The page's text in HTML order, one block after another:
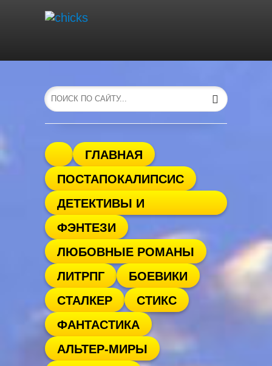
ГЛАВНАЯ
ПОСТАПОКАЛИПСИС
ДЕТЕКТИВЫ И
ТРИЛЛЕРЫ
ФЭНТЕЗИ
ЛЮБОВНЫЕ РОМАНЫ
ЛИТРПГ
БОЕВИКИ
СТАЛКЕР
СТИКС
ФАНТАСТИКА
АЛЬТЕР-МИРЫ